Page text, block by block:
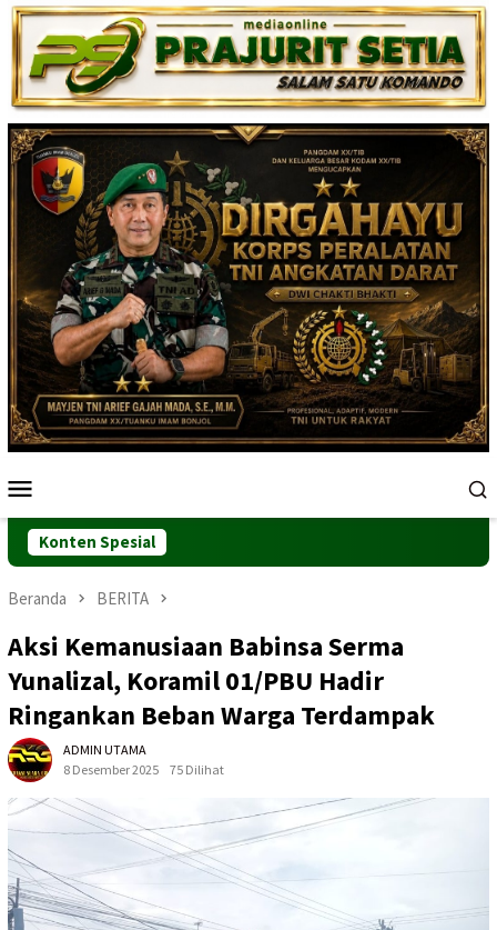
Loncat
ke
konten
Mobile
Konten Spesial
Beranda BERITA
Aksi Kemanusiaan Babinsa Serma
Yunalizal, Koramil 01/PBU Hadir
Ringankan Beban Warga Terdampak
ADMIN UTAMA
8 Desember 2025
75 Dilihat